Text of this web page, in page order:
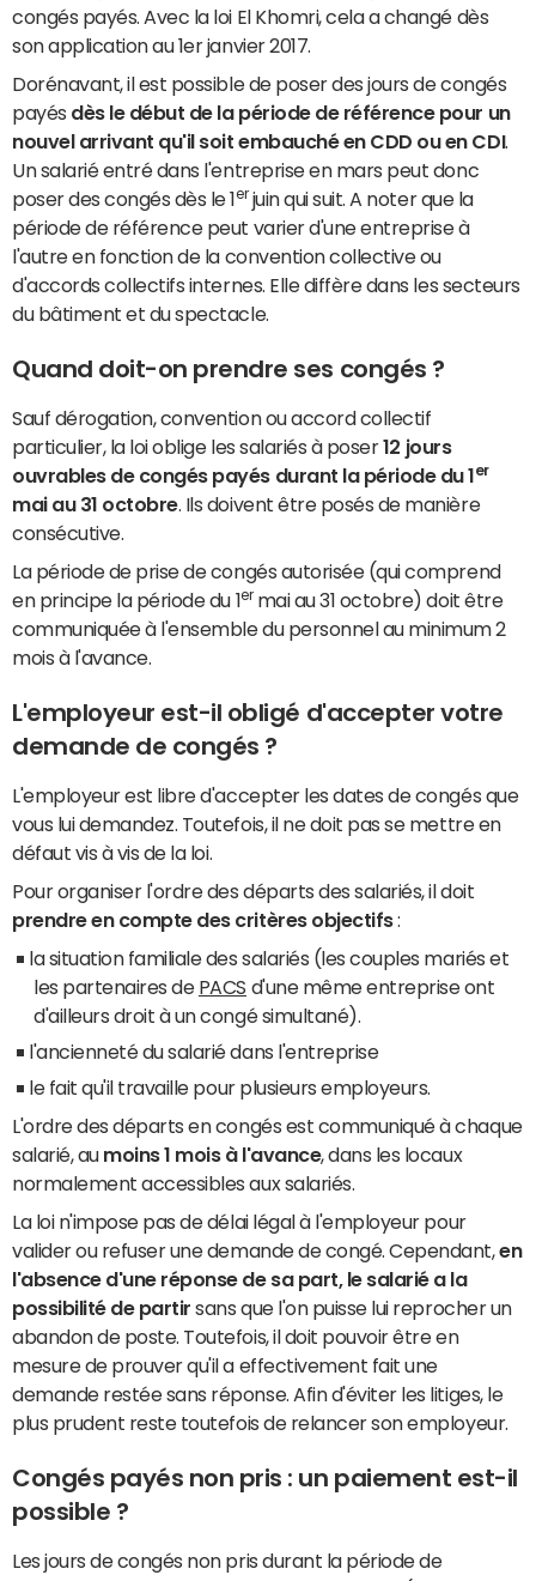
congés payés. Avec la loi El Khomri, cela a changé dès
son application au 1er janvier 2017.
Dorénavant, il est possible de poser des jours de congés
payés dès le début de la période de référence pour un
nouvel arrivant qu'il soit embauché en CDD ou en CDI.
Un salarié entré dans l'entreprise en mars peut donc
poser des congés dès le 1er juin qui suit. A noter que la
période de référence peut varier d'une entreprise à
l'autre en fonction de la convention collective ou
d'accords collectifs internes. Elle diffère dans les secteurs
du bâtiment et du spectacle.
Quand doit-on prendre ses congés ?
Sauf dérogation, convention ou accord collectif
particulier, la loi oblige les salariés à poser12 jours
ouvrables de congés payés durant la période du 1 er
mai au 31 octobre. Ils doivent être posés de manière
consécutive.
La période de prise de congés autorisée (qui comprend
en principe la période du 1er mai au 31 octobre) doit être
communiquée à l'ensemble du personnel au minimum 2
mois à l'avance.
L'employeur est-il obligé d'accepter votre
demande de congés ?
L'employeur est libre d'accepter les dates de congés que
vous lui demandez. Toutefois, il ne doit pas se mettre en
défaut vis à vis de la loi.
Pour organiser l'ordre des départs des salariés, il doit
prendre en compte des critères objectifs:
la situation familiale des salariés (les couples mariés et
les partenaires de PACS d'une même entreprise ont
d'ailleurs droit à un congé simultané).
l'ancienneté du salarié dans l'entreprise
le fait qu'il travaille pour plusieurs employeurs.
L'ordre des départs en congés est communiqué à chaque
salarié, aumoins 1 mois à l'avance, dans les locaux
normalement accessibles aux salariés.
La loi n'impose pas de délai légal à l'employeur pour
valider ou refuser une demande de congé. Cependant,en
l'absence d'une réponse de sa part, le salarié a la
possibilité de partir sans que l'on puisse lui reprocher un
abandon de poste. Toutefois, il doit pouvoir être en
mesure de prouver qu'il a effectivement fait une
demande restée sans réponse. Afin d'éviter les litiges, le
plus prudent reste toutefois de relancer son employeur.
Congés payés non pris : un paiement est-il
possible ?
Les jours de congés non pris durant la période de